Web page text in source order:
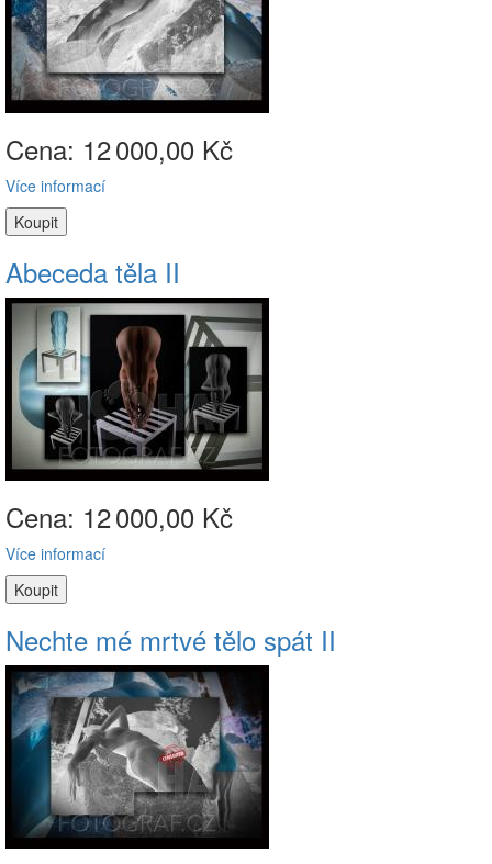
Cena: 12000,00 Kč
Více informací
Abeceda těla II
Cena: 12000,00 Kč
Více informací
Nechte mé mrtvé tělo spát II